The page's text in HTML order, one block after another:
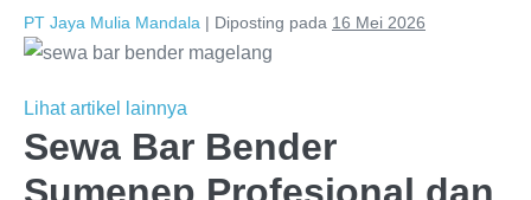
PT Jaya Mulia Mandala | Diposting pada 16 Mei 2026
Lihat artikel lainnya
Sewa Bar Bender